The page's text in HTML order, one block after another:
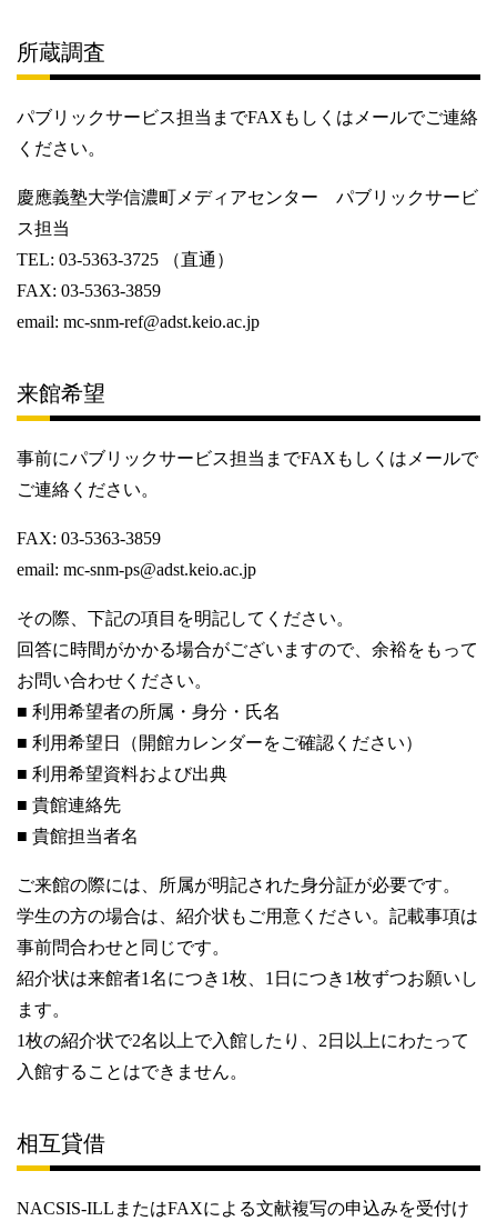
所蔵調査
パブリックサービス担当までFAXもしくはメールでご連絡
ください。
慶應義塾大学信濃町メディアセンター パブリックサービ
ス担当
TEL: 03-5363-3725 （直通）
FAX: 03-5363-3859
email: mc-snm-ref@adst.keio.ac.jp
来館希望
事前にパブリックサービス担当までFAXもしくはメールで
ご連絡ください。
FAX: 03-5363-3859
email: mc-snm-ps@adst.keio.ac.jp
その際、下記の項目を明記してください。
回答に時間がかかる場合がございますので、余裕をもって
お問い合わせください。
■ 利用希望者の所属・身分・氏名
■ 利用希望日（開館カレンダーをご確認ください）
■ 利用希望資料および出典
■ 貴館連絡先
■ 貴館担当者名
ご来館の際には、所属が明記された身分証が必要です。
学生の方の場合は、紹介状もご用意ください。記載事項は
事前問合わせと同じです。
紹介状は来館者1名につき1枚、1日につき1枚ずつお願いし
ます。
1枚の紹介状で2名以上で入館したり、2日以上にわたって
入館することはできません。
相互貸借
NACSIS-ILLまたはFAXによる文献複写の申込みを受付け